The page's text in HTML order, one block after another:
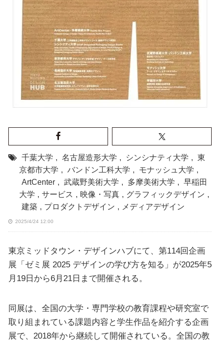
千葉大学 , 名古屋造形大学 , シンシナティ大学 , 東
京都市大学 , バンドン工科大学 , モナッシュ大学 ,
ArtCenter , 武蔵野美術大学 , 多摩美術大学 , 早稲田
大学 , サービス , 映像・写真 , グラフィックデザイン ,
建築 , プロダクトデザイン , メディアデザイン
2025/4/24 12:00
東京ミッドタウン・デザインハブにて、第114回企画
展「ゼミ展 2025 デザインの学び方を知る」が2025年5
月19日から6月21日まで開催される。
同展は、全国の大学・専門学校の教育課程や研究室で
取り組まれている課題内容と学生作品を紹介する企画
展で、2018年から継続して開催されている。全国の教